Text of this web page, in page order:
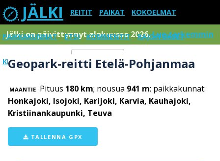
JÄLKI REITIT PAIKAT KOKOELMAT
PAIKKAKUNNAT ETSI KOMMENTIT RAJOITUKSET
KIRJAUDU SISÄÄN Menu
Jälki on päivittynnyt elokuussa 2026.Lue tarkemmin
Geopark-reitti Etelä-Pohjanmaa
MAANTIE Pituus 180 km; nousua 941 m; paikkakunnat:
Honkajoki, Isojoki, Karijoki, Karvia, Kauhajoki,
Kristiinankaupunki, Teuva
TALLENNA GPX